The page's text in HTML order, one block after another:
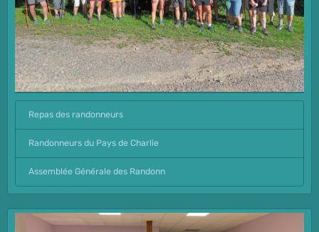
Repas des randonneurs
Randonneurs du Pays de Charlie
Assemblée Générale des Randonn